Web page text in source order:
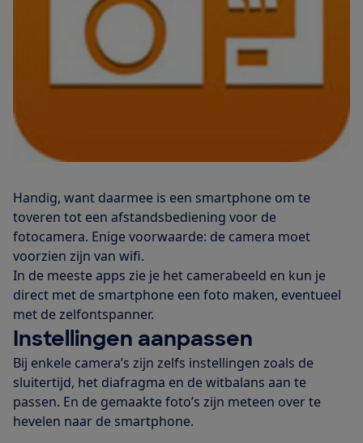
Handig, want daarmee is een smartphone om te
toveren tot een afstandsbediening voor de
fotocamera. Enige voorwaarde: de camera moet
voorzien zijn van wifi.
In de meeste apps zie je het camerabeeld en kun je
direct met de smartphone een foto maken, eventueel
met de zelfontspanner.
Instellingen aanpassen
Bij enkele camera’s zijn zelfs instellingen zoals de
sluitertijd, het diafragma en de witbalans aan te
passen. En de gemaakte foto’s zijn meteen over te
hevelen naar de smartphone.